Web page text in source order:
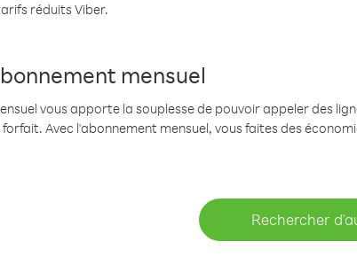
réduits Viber.
mensuel
vous apporte la souplesse de pouvoir appeler des
Avec l'abonnement mensuel, vous faites des
Rechercher